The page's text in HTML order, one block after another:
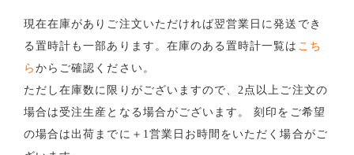
現在在庫がありご注文いただければ翌営業日に発送でき
る置時計も一部あります。在庫のある置時計一覧は こち
らからご確認ください。
ただし在庫数に限りがございますので、2点以上ご注文の
場合は受注生産となる場合がございます。
刻印をご希望
の場合は出荷までに＋1営業日お時間をいただく場合がご